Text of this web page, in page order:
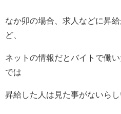
なか卯の場合、求人などに昇
ど、
ネットの情報だとバイトで働
では
昇給した人は見た事がないらし